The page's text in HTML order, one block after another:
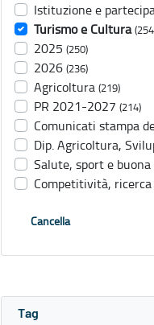
Istituzione e
Turismo e Cultura
2025 (250)
2026 (236)
Agricoltura (219)
PR 2021-2027 (214)
Comunicati stampa
Dip. Agricoltura,
Salute, sport e
Competitività,
Cancella
Tag